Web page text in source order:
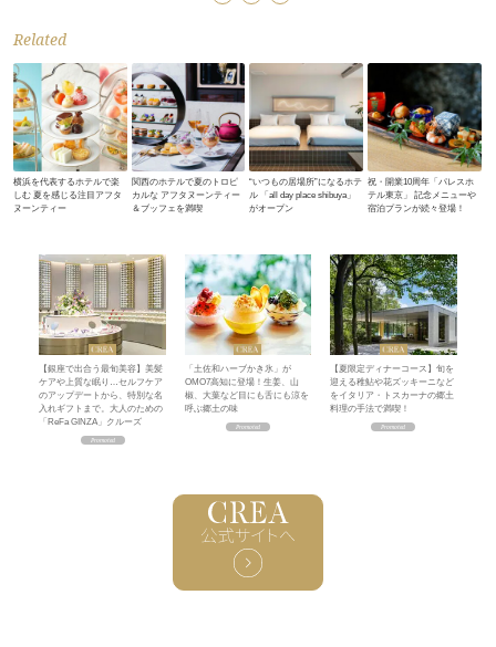
Related
横浜を代表するホテルで楽
しむ 夏を感じる注目アフタ
ヌーンティー
関西のホテルで夏のトロピ
カルな アフタヌーンティー
＆ブッフェを満喫
“いつもの居場所”になるホテ
ル 「all day place shibuya」
がオープン
祝・開業10周年「パレスホ
テル東京」 記念メニューや
宿泊プランが続々登場！
【銀座で出合う最旬美容】美髪
ケアや上質な眠り…セルフケア
のアップデートから、特別な名
入れギフトまで。大人のための
「ReFa GINZA」クルーズ
「土佐和ハーブかき氷」が
OMO7高知に登場！生姜、山
椒、大葉など目にも舌にも涼を
呼ぶ郷土の味
【夏限定ディナーコース】旬を
迎える稚鮎や花ズッキーニなど
をイタリア・トスカーナの郷土
料理の手法で満喫！